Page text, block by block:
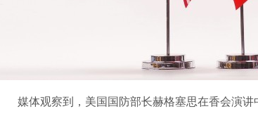
媒体观察到，美国国防部长赫格塞思在香会演讲